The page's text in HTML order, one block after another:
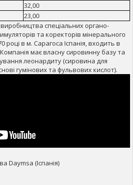
32,00
23,00
виробництва спеціальних органо-
та коректорів мінерального
в м. Сарагоса Іспанія, входить в
має власну сировинну базу та
леонардиту (сировина для
гумінових та фульвових кислот).
Daymsa (Іспанія)